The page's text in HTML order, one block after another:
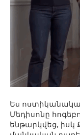
Ես
Մեդիսոնը
ենթարկվեց,